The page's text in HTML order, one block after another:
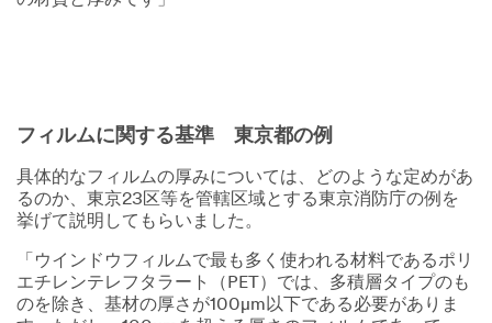
フィルムに関する基準 東京都の例
具体的なフィルムの厚みについては、どのような定めがあ
るのか、東京23区等を管轄区域とする東京消防庁の例を
挙げて説明してもらいました。
「ウインドウフィルムで最も多く使われる材料であるポリ
エチレンテレフタラート（PET）では、多積層タイプのも
のを除き、基材の厚さが100µm以下である必要がありま